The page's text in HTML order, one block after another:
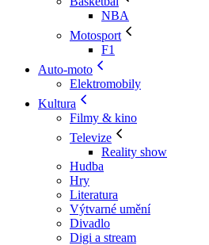
NBA
Motosport
F1
Auto-moto
Elektromobily
Kultura
Filmy & kino
Televize
Reality show
Hudba
Hry
Literatura
Výtvarné umění
Divadlo
Digi a stream